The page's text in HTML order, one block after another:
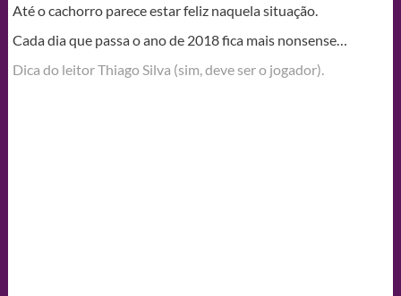
Até o cachorro parece estar feliz naquela situação.
Cada dia que passa o ano de 2018 fica mais nonsense…
Dica do leitor Thiago Silva (sim, deve ser o jogador).